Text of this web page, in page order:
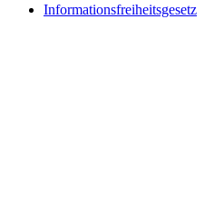
Informationsfreiheitsgesetz